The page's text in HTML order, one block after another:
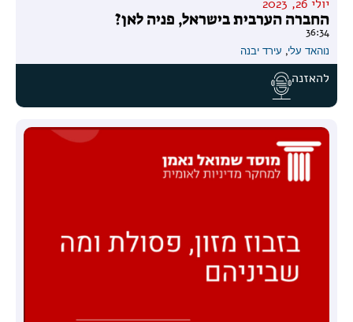
יולי 26, 2023
החברה הערבית בישראל, פניה לאן?
36:34
נוהאד עלי, עירד יבנה
להאזנה